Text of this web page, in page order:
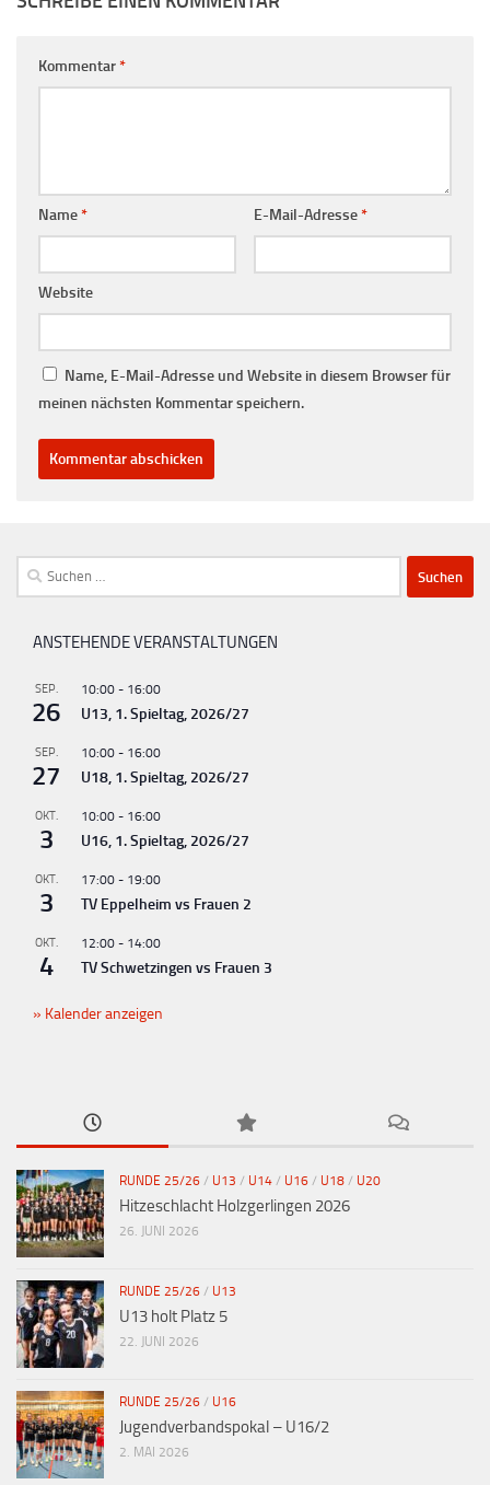
Kommentar*
Name* E-Mail-Adresse*
Website
Name, E-Mail-Adresse und Website in diesem Browser für
meinen nächsten Kommentar speichern.
Suchen
nach:
ANSTEHENDE VERANSTALTUNGEN
SEP.
26
10:00 - 16:00
U13, 1. Spieltag, 2026/27
SEP.
27
10:00 - 16:00
U18, 1. Spieltag, 2026/27
OKT.
3
10:00 - 16:00
U16, 1. Spieltag, 2026/27
OKT.
3
17:00 - 19:00
TV Eppelheim vs Frauen 2
OKT.
4
12:00 - 14:00
TV Schwetzingen vs Frauen 3
Kalender anzeigen
RUNDE 25/26 / U13 / U14 / U16 / U18 / U20
Hitzeschlacht Holzgerlingen 2026
26. JUNI 2026
RUNDE 25/26 / U13
U13 holt Platz 5
22. JUNI 2026
RUNDE 25/26 / U16
Jugendverbandspokal – U16/2
2. MAI 2026